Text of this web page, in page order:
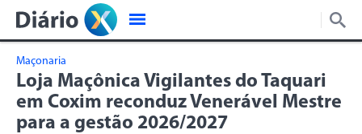
Maçonaria
Loja Maçônica Vigilantes do Taquari
em Coxim reconduz Venerável Mestre
para a gestão 2026/2027